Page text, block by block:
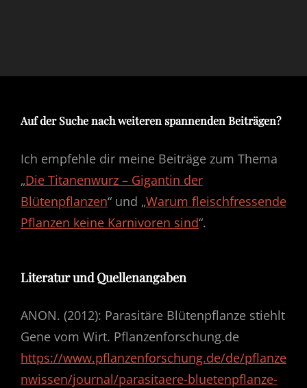
Auf der Suche nach weiteren spannenden Beiträgen?
Ich empfehle dir meine Beiträge zum Thema
„Die Titanenwurz – Gigantin der
Blütenpflanzen“ und „Warum fleischfressende
Pflanzen keine Karnivoren sind“.
Literatur und Quellenangaben
ANON. (2012): Parasitäre Blütenpflanze stiehlt
Gene vom Wirt. Pflanzenforschung.de
https://www.pflanzenforschung.de/de/pflanze
nwissen/journal/parasitaere-bluetenpflanze-